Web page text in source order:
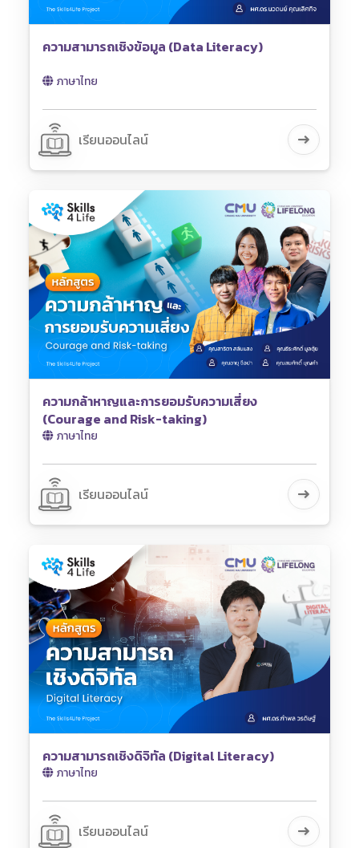
ความสามารถเชิงข้อมูล (Data Literacy)
ภาษาไทย
เรียนออนไลน์
ความกล้าหาญและการยอมรับความเสี่ยง
(Courage and Risk-taking)
ภาษาไทย
เรียนออนไลน์
ความสามารถเชิงดิจิทัล (Digital Literacy)
ภาษาไทย
เรียนออนไลน์